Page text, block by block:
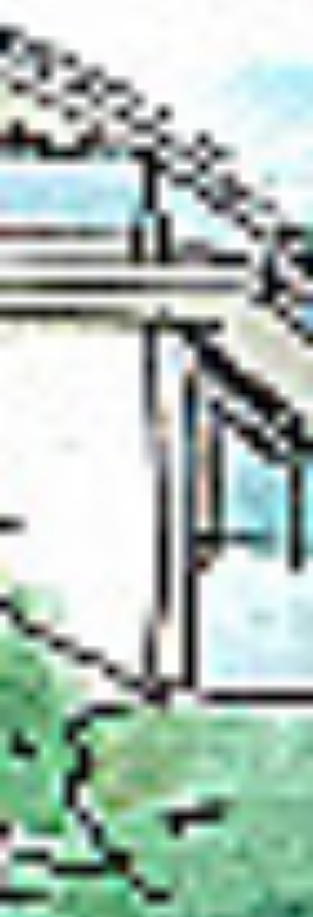
DKS Sp. z o.o.
ul. Energetyczna 15
80-180
Kowale
NIP: 583-27-90-417
KRS: 0000099557
REGON: 190917946
Social media
Szybkie menu
Eksport